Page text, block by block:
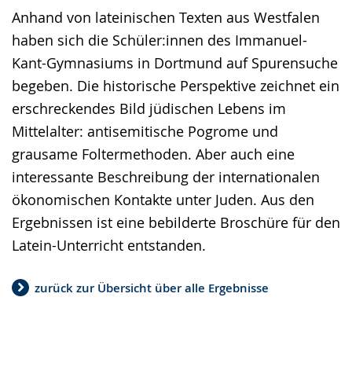
Anhand von lateinischen Texten aus Westfalen
haben sich die Schüler:innen des Immanuel-
Kant-Gymnasiums in Dortmund auf Spurensuche
begeben. Die historische Perspektive zeichnet ein
erschreckendes Bild jüdischen Lebens im
Mittelalter: antisemitische Pogrome und
grausame Foltermethoden. Aber auch eine
interessante Beschreibung der internationalen
ökonomischen Kontakte unter Juden. Aus den
Ergebnissen ist eine bebilderte Broschüre für den
Latein-Unterricht entstanden.
zurück zur Übersicht über alle Ergebnisse
Gebärdensprache
wird
angezeigt.